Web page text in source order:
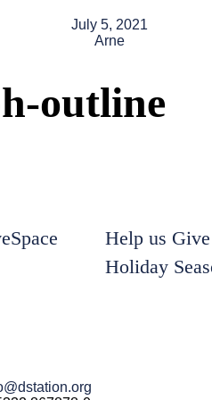
July 5, 2021
Arne
outline
Help us
Holiday